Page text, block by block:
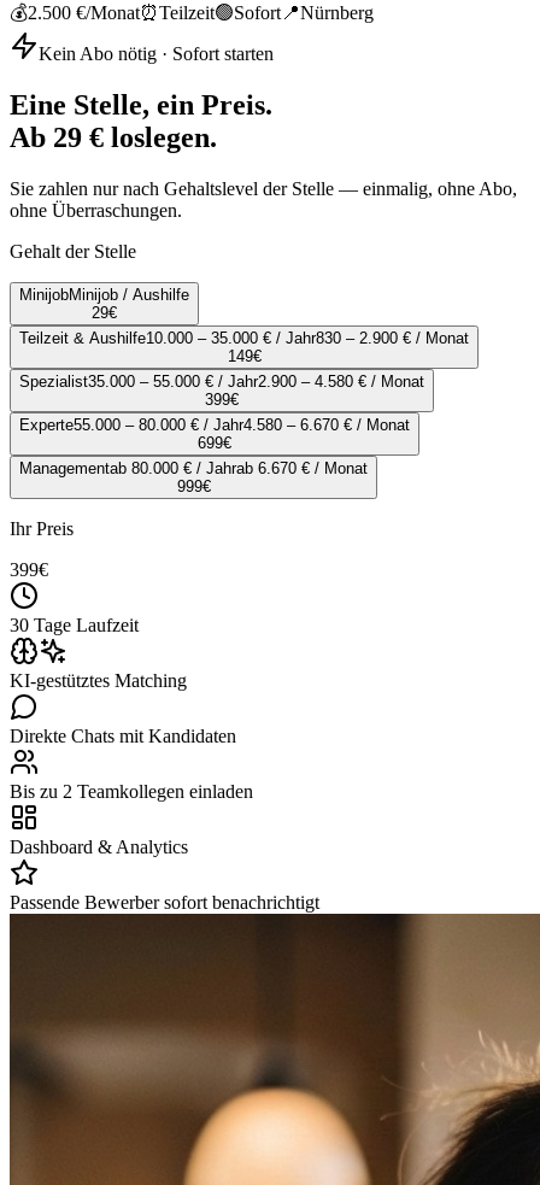
💰2.500 €/Monat⏰Teilzeit🟢Sofort 📍Nürnberg
Kein Abo nötig · Sofort starten
Eine Stelle, ein Preis.
Ab 29 € loslegen.
Sie zahlen nur nach Gehaltslevel der Stelle — einmalig, ohne Abo,
ohne Überraschungen.
Gehalt der Stelle
MinijobMinijob / Aushilfe
29€
Teilzeit & Aushilfe10.000 – 35.000 € / Jahr830 – 2.900 € / Monat
149€
Spezialist35.000 – 55.000 € / Jahr2.900 – 4.580 € / Monat
399€
Experte55.000 – 80.000 € / Jahr4.580 – 6.670 € / Monat
699€
Managementab 80.000 € / Jahrab 6.670 € / Monat
999€
Ihr Preis
399€
30 Tage Laufzeit
KI-gestütztes Matching
Direkte Chats mit Kandidaten
Bis zu 2 Teamkollegen einladen
Dashboard & Analytics
Passende Bewerber sofort benachrichtigt